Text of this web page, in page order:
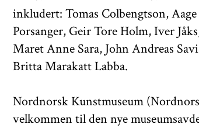
inkludert: Tomas Colbengtson,
Porsanger, Geir Tore Holm, Iver
Maret Anne Sara, John Andreas
Britta Marakatt Labba.
Nordnorsk Kunstmuseum
velkommen til den nye